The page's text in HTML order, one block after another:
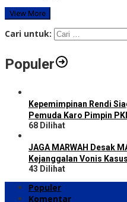
View More
Cari untuk:
Populer
Kepemimpinan Rendi
Pemuda Karo Pimpin
68 Dilihat
JAGA MARWAH Desak
Kejanggalan Vonis
43 Dilihat
Populer
Komentar